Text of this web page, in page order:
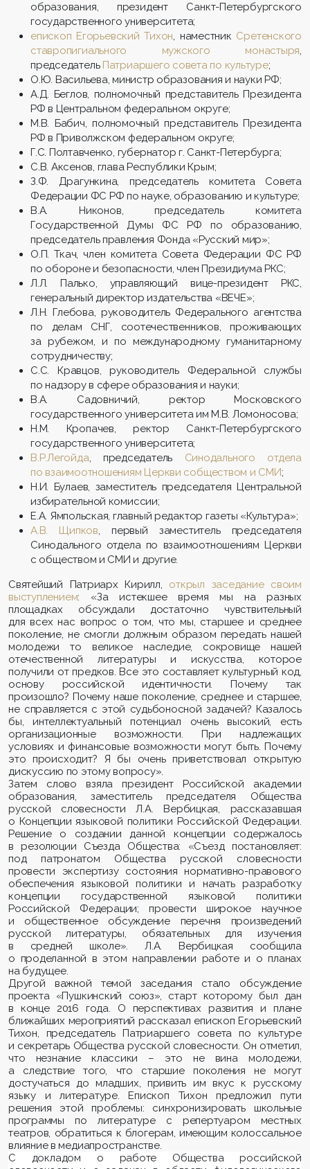
образования, президент Санкт-Петербургского
государственного университета;
епископ Егорьевский Тихон, наместник Сретенского
ставропигиального мужского монастыря,
председатель Патриаршего совета по культуре;
О.Ю. Васильева, министр образования и науки РФ;
А.Д. Беглов, полномочный представитель Президента
РФ в Центральном федеральном округе;
М.В. Бабич, полномочный представитель Президента
РФ в Приволжском федеральном округе;
Г.С. Полтавченко, губернатор г. Санкт-Петербурга;
С.В. Аксенов, глава Республики Крым;
З.Ф. Драгункина, председатель комитета Совета
Федерации ФС РФ по науке, образованию и культуре;
В.А. Никонов, председатель комитета
Государственной Думы ФС РФ по образованию,
председатель правления Фонда «Русский мир»;
О.П. Ткач, член комитета Совета Федерации ФС РФ
по обороне и безопасности, член Президиума РКС;
Л.Л. Палько, управляющий вице-президент РКС,
генеральный директор издательства «ВЕЧЕ»;
Л.Н. Глебова, руководитель Федерального агентства
по делам СНГ, соотечественников, проживающих
за рубежом, и по международному гуманитарному
сотрудничеству;
С.С. Кравцов, руководитель Федеральной службы
по надзору в сфере образования и науки;
В.А. Садовничий, ректор Московского
государственного университета им М.В. Ломоносова;
Н.М. Кропачев, ректор Санкт-Петербургского
государственного университета;
В.Р.Легойда, председатель Синодального отдела
по взаимоотношениям Церкви собществом и СМИ;
Н.И. Булаев, заместитель председателя Центральной
избирательной комиссии;
Е.А. Ямпольская, главный редактор газеты «Культура»;
А.В. Щипков, первый заместитель председателя
Синодального отдела по взаимоотношениям Церкви
с обществом и СМИ и другие.
Святейший Патриарх Кирилл, открыл заседание своим
выступлением: «За истекшее время мы на разных
площадках обсуждали достаточно чувствительный
для всех нас вопрос о том, что мы, старшее и среднее
поколение, не смогли должным образом передать нашей
молодежи то великое наследие, сокровище нашей
отечественной литературы и искусства, которое
получили от предков. Все это составляет культурный код,
основу российской идентичности. Почему так
произошло? Почему наше поколение, среднее и старшее,
не справляется с этой судьбоносной задачей? Казалось
бы, интеллектуальный потенциал очень высокий, есть
организационные возможности. При надлежащих
условиях и финансовые возможности могут быть. Почему
это происходит? Я бы очень приветствовал открытую
дискуссию по этому вопросу».
Затем слово взяла президент Российской академии
образования, заместитель председателя Общества
русской словесности Л.А. Вербицкая, рассказавшая
о Концепции языковой политики Российской Федерации.
Решение о создании данной концепции содержалось
в резолюции Съезда Общества: «Съезд постановляет:
под патронатом Общества русской словесности
провести экспертизу состояния нормативно-правового
обеспечения языковой политики и начать разработку
концепции государственной языковой политики
Российской Федерации; провести широкое научное
и общественное обсуждение перечня произведений
русской литературы, обязательных для изучения
в средней школе». Л.А. Вербицкая сообщила
о проделанной в этом направлении работе и о планах
на будущее.
Другой важной темой заседания стало обсуждение
проекта «Пушкинский союз», старт которому был дан
в конце 2016 года. О перспективах развития и плане
ближайших мероприятий рассказал епископ Егорьевский
Тихон, председатель Патриаршего совета по культуре
и секретарь Общества русской словесности. Он отметил,
что незнание классики – это не вина молодежи,
а следствие того, что старшие поколения не могут
достучаться до младших, привить им вкус к русскому
языку и литературе. Епископ Тихон предложил пути
решения этой проблемы: синхронизировать школьные
программы по литературе с репертуаром местных
театров, обратиться к блогерам, имеющим колоссальное
влияние в медиапространстве.
С докладом о работе Общества российской